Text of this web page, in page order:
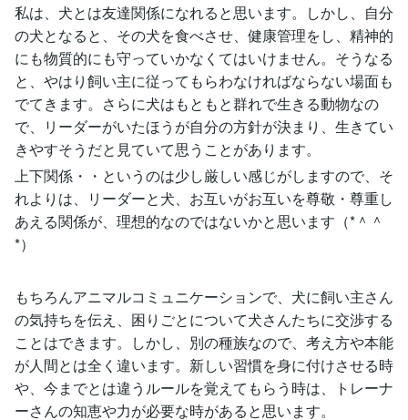
私は、犬とは友達関係になれると思います。しかし、自分
の犬となると、その犬を食べさせ、健康管理をし、精神的
にも物質的にも守っていかなくてはいけません。そうなる
と、やはり飼い主に従ってもらわなければならない場面も
でてきます。さらに犬はもともと群れで生きる動物なの
で、リーダーがいたほうが自分の方針が決まり、生きてい
きやすそうだと見ていて思うことがあります。
上下関係・・というのは少し厳しい感じがしますので、そ
れよりは、リーダーと犬、お互いがお互いを尊敬・尊重し
あえる関係が、理想的なのではないかと思います（*＾＾
*）
もちろんアニマルコミュニケーションで、犬に飼い主さん
の気持ちを伝え、困りごとについて犬さんたちに交渉する
ことはできます。しかし、別の種族なので、考え方や本能
が人間とは全く違います。新しい習慣を身に付けさせる時
や、今までとは違うルールを覚えてもらう時は、トレーナ
ーさんの知恵や力が必要な時があると思います。